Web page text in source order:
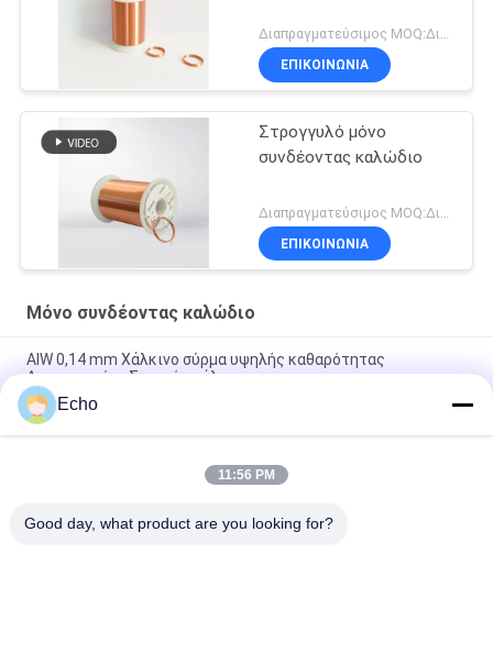
ΕΠΙΚΟΙΝΩΝΙΑ
Στρογγυλό μόνο
συνδέοντας καλώδιο
ΕΠΙΚΟΙΝΩΝΙΑ
Μόνο συνδέοντας καλώδιο
ΑΙW 0,14 mm Χάλκινο σύρμα υψηλής καθαρότητας
Απομονωμένο Στερεό σμάλτο
AIW220 0,14mm Ζεστός αέρας Εναμελισμένο χαλκό σύρμα για
ηλεκτρική
Διάμετρος 35 AWG Εναλλακτικό σύρμα χαλκού αυτοκόλλητο
Echo
11:56 PM
Good day, what product are you looking for?